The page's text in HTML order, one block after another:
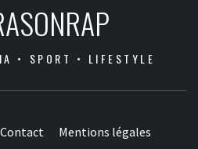
• SPORT • LIFESTYLE
Contact Mentions légales